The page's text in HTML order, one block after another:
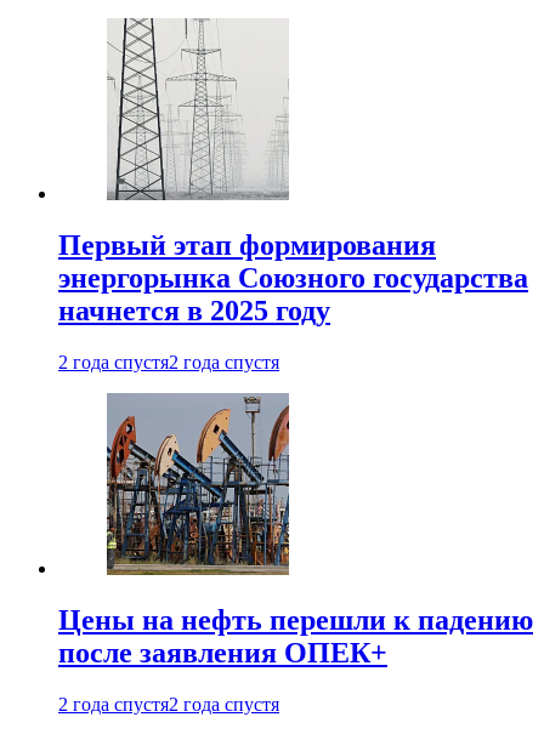
Первый этап формирования
энергорынка Союзного государства
начнется в 2025 году
2 года спустя2 года спустя
Цены на нефть перешли к падению
после заявления ОПЕК+
2 года спустя2 года спустя